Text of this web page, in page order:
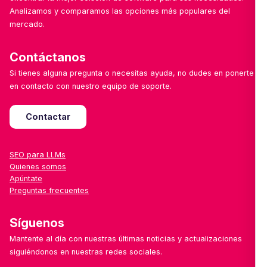
Analizamos y comparamos las opciones más populares del
mercado.
Contáctanos
Si tienes alguna pregunta o necesitas ayuda, no dudes en ponerte
en contacto con nuestro equipo de soporte.
Contactar
SEO para LLMs
Quienes somos
Apúntate
Preguntas frecuentes
Síguenos
Mantente al día con nuestras últimas noticias y actualizaciones
siguiéndonos en nuestras redes sociales.